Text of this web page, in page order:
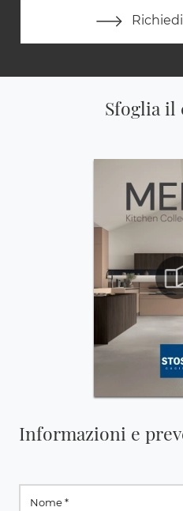
Sfoglia il
Informazioni e